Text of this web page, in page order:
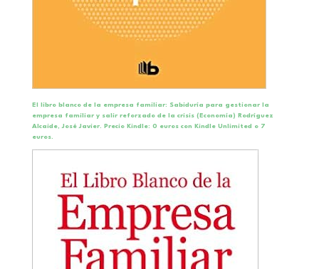
El libro blanco de la empresa familiar: Sabiduría para gestionar la
empresa familiar y salir reforzado de la crisis (Economía)
Rodríguez
Alcaide, José Javier. Precio Kindle: 0 euros con Kindle Unlimited o 7
euros.